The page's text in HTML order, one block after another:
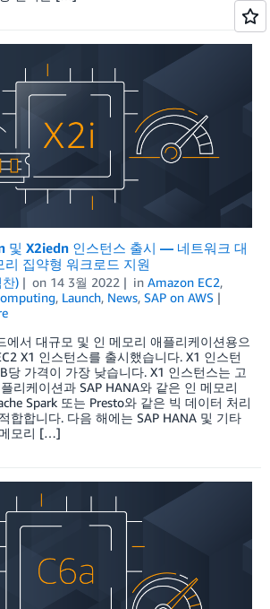
및 X2iedn 인스턴스 출시 — 네트워크 대
집약형 워크로드 지원
찬) on 14 3월 2022 in Amazon EC2,
, Launch, News, SAP on AWS
에서 대규모 및 인 메모리 애플리케이션용으
X1 인스턴스를 출시했습니다. X1 인스턴
당 가격이 가장 낮습니다. X1 인스턴스는 고
리케이션과 SAP HANA와 같은 인 메모리
Spark 또는 Presto와 같은 빅 데이터 처리
합합니다. 다음 해에는 SAP HANA 및 기타
모리 […]